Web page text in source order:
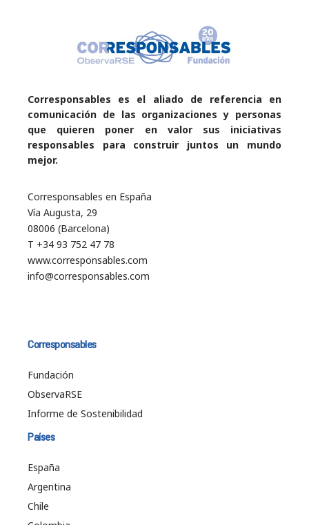
Corresponsables es el aliado de referencia en
comunicación de las organizaciones y personas
que quieren poner en valor sus iniciativas
responsables para construir juntos un mundo
mejor.
Corresponsables en España
Vía Augusta, 29
08006 (Barcelona)
T +34 93 752 47 78
www.corresponsables.com
info@corresponsables.com
Corresponsables
Fundación
ObservaRSE
Informe de Sostenibilidad
Países
España
Argentina
Chile